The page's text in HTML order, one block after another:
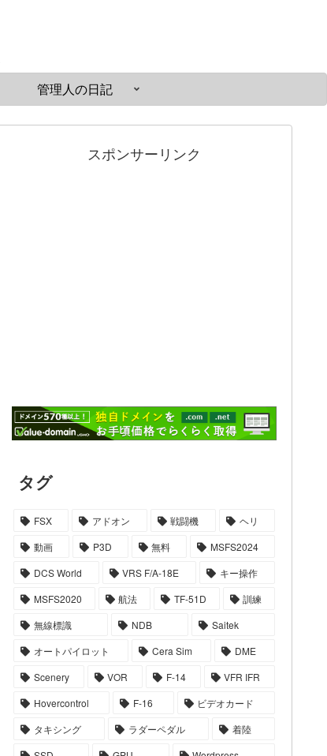
管理人の日記
スポンサーリンク
タグ
FSX アドオン 戦闘機
ヘリ
動画
P3D 無料
MSFS2024
DCS World
VRS F/A-18E
キー操作
MSFS2020
航法 TF-51D
訓練
無線標識
NDB
Saitek
オートパイロット
Cera Sim
DME
Scenery
VOR F-14
VFR IFR
Hovercontrol
F-16
ビデオカード
タキシング
ラダーペダル
着陸